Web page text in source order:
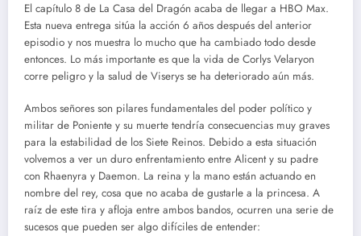
El capítulo 8 de La Casa del Dragón acaba de llegar a HBO Max.
Esta nueva entrega sitúa la acción 6 años después del anterior
episodio y nos muestra lo mucho que ha cambiado todo desde
entonces. Lo más importante es que la vida de Corlys Velaryon
corre peligro y la salud de Viserys se ha deteriorado aún más.
Ambos señores son pilares fundamentales del poder político y
militar de Poniente y su muerte tendría consecuencias muy graves
para la estabilidad de los Siete Reinos. Debido a esta situación
volvemos a ver un duro enfrentamiento entre Alicent y su padre
con Rhaenyra y Daemon. La reina y la mano están actuando en
nombre del rey, cosa que no acaba de gustarle a la princesa. A
raíz de este tira y afloja entre ambos bandos, ocurren una serie de
sucesos que pueden ser algo difíciles de entender: